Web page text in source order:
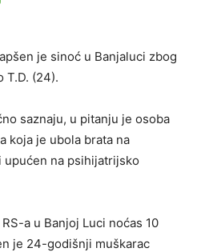
je sinoć u Banjaluci zbog
T.D. (24).
saznaju, u pitanju je osoba
koja je ubola brata na
upućen na psihijatrijsko
a u Banjoj Luci noćas 10
je 24-godišnji muškarac